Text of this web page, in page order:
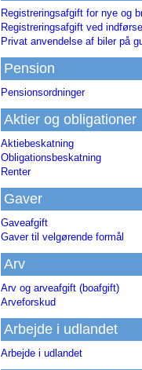
Registreringsafgift for nye og
Registreringsafgift ved
Privat anvendelse af biler på
Pension
Pensionsordninger
Aktier og obligationer
Aktiebeskatning
Obligationsbeskatning
Renter
Gaver
Gaveafgift
Gaver til velgørende formål
Arv
Arv og arveafgift (boafgift)
Arveforskud
Arbejde i udlandet
Arbejde i udlandet